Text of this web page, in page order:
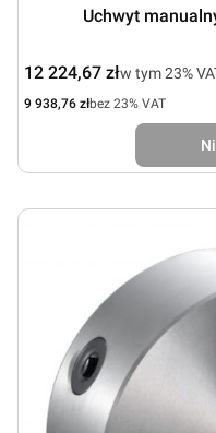
Uchwyt
Cena brutto
12 224,67 złw tym %s VAT
w tym23%
Cena netto
9 938,76 złbez 23% VAT